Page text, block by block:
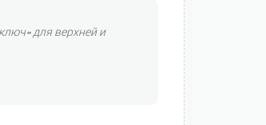
для верхней и